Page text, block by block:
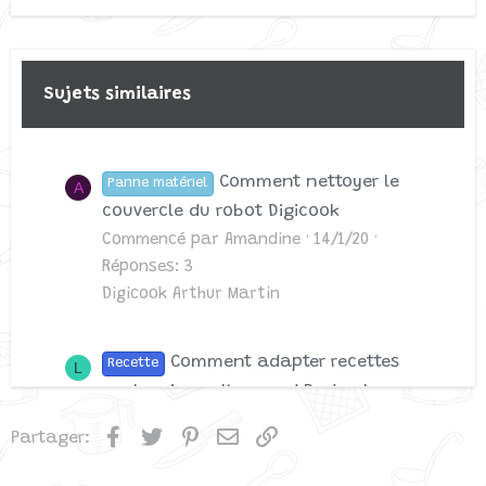
22
Times New Roman
Verdana
Sujets similaires
A Panne matériel
Comment nettoyer le
couvercle du robot Digicook
Commencé par Amandine
14/1/20
Réponses: 3
Digicook Arthur Martin
L Recette
Comment adapter recettes
cookomix sur Kenwood Radu plus
Réponses: 1
Partager: FacebookTwitterPinterest
Email